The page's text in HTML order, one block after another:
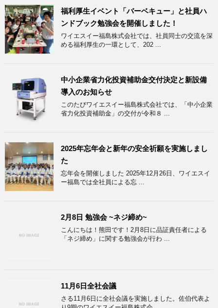
福利厚生イベント「バーベキュー」と社員ハ
ンドブック勉強会を開催しました！
ワイエスイー福島株式会社では、社員同士の交流を深
める福利厚生の一環として、202 ...
中小企業省力化投資補助金交付決定と新設備
導入のお知らせ
このたびワイエスイー福島株式会社では、「中小企業
省力化投資補助金」の交付が令和８ ...
2025年忘年会と新年の安全祈願を実施しまし
た
忘年会を開催しました 2025年12月26日、ワイエスイ
ー福島では全社員による忘 ...
2月8日 勉強会 ~ネジ締め~
こんにちは！熊田です！2月8日に品証責任者による
「ネジ締め」に関する勉強会が行わ ...
11月6日全社会議
さる11月6日に全社会議を実施しました。佐伯代表よ